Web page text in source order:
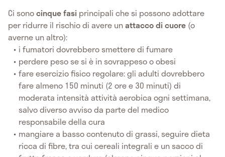
Ci sonocinque fasi principali che si possono adottare
per ridurre il rischio di avere unattacco di cuore (o
averne un altro):
i fumatori dovrebbero smettere di fumare
perdere peso se si è in sovrappeso o obesi
fare esercizio fisico regolare: gli adulti dovrebbero
fare almeno 150 minuti (2 ore e 30 minuti) di
moderata intensità attività aerobica ogni settimana,
salvo diverso avviso da parte del medico
responsabile della cura
mangiare a basso contenuto di grassi, seguire dieta
ricca di fibre, tra cui cereali integrali e un sacco di